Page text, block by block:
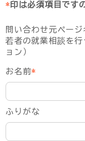
*印は必須項目です
問い合わせ元ページ
若者の就業相談を
ョン）
お名前*
ふりがな